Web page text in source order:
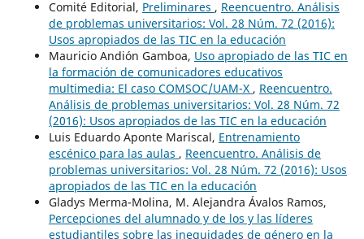
Comité Editorial, Preliminares , Reencuentro. Análisis
de problemas universitarios: Vol. 28 Núm. 72 (2016):
Usos apropiados de las TIC en la educación
Mauricio Andión Gamboa, Uso apropiado de las TIC en
la formación de comunicadores educativos
multimedia: El caso COMSOC/UAM-X , Reencuentro.
Análisis de problemas universitarios: Vol. 28 Núm. 72
(2016): Usos apropiados de las TIC en la educación
Luis Eduardo Aponte Mariscal, Entrenamiento
escénico para las aulas , Reencuentro. Análisis de
problemas universitarios: Vol. 28 Núm. 72 (2016): Usos
apropiados de las TIC en la educación
Gladys Merma-Molina, M. Alejandra Ávalos Ramos,
Percepciones del alumnado y de los y las líderes
estudiantiles sobre las inequidades de género en la